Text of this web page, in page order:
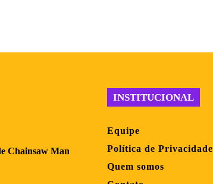
Chainsaw Man
INSTITUCIONAL
Equipe
Política de Privacidade
Quem somos